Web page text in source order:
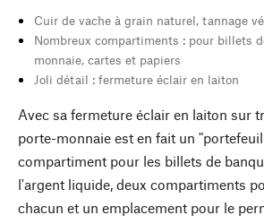
Cuir de vache à grain naturel, tannage
Nombreux compartiments : pour billets
monnaie, cartes et papiers
Joli détail : fermeture éclair en laiton
Avec sa fermeture éclair en laiton sur
porte-monnaie est en fait un
compartiment pour les billets de
l'argent liquide, deux compartiments
chacun et un emplacement pour le